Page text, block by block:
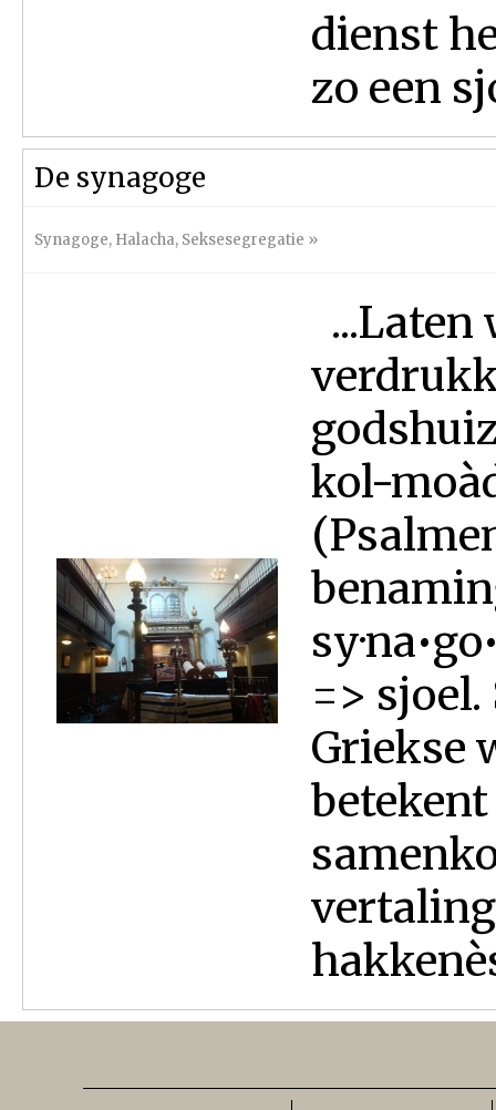
dienst
zo een
De synagoge
Synagoge, Halacha, Seksesegregatie »
...Laten
kol-
=>
Griekse